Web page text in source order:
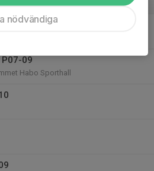
v.8
09
Habo Sporthall
nödvändiga